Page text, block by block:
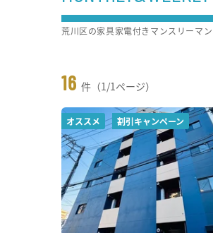
16 件（1/1ページ）
オススメ 割引キャンペーン
荒川区の家具家電付きマンスリーマ